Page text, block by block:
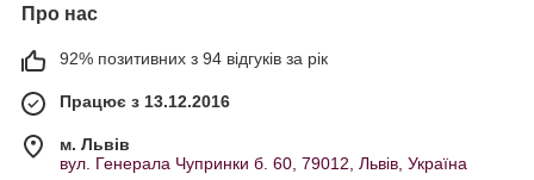
Про нас
92% позитивних з 94 відгуків за рік
Працює з 13.12.2016
м. Львів
вул. Генерала Чупринки б. 60, 79012, Львів, Україна